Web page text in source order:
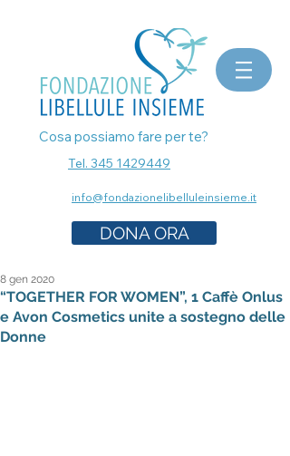
Cosa possiamo fare per te?
Tel. 345 1429449
info@fondazionelibelluleinsieme.it
DONA ORA
“TOGETHER FOR WOMEN”, 1 Caffè Onlus
e Avon Cosmetics unite a sostegno delle
Donne
8 gen 2020